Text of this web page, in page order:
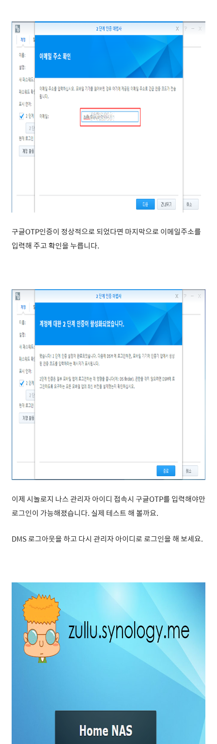
구글OTP인증이 정상적으로 되었다면 마지막으로 이메일주소를
입력해 주고 확인을 누릅니다.
이제 시놀로지 나스 관리자 아이디 접속시 구글OTP를 입력해야만
로그인이 가능해졌습니다. 실제 테스트 해 볼까요.
DMS 로그아웃을 하고 다시 관리자 아이디로 로그인을 해 보세요.